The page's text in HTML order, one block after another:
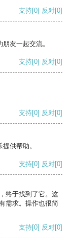
支持[0] 反对[0]
友一起交流。
支持[0] 反对[0]
支持[0] 反对[0]
供帮助。
支持[0] 反对[0]
终于找到了它。这
需求。操作也很简
支持[0] 反对[0]